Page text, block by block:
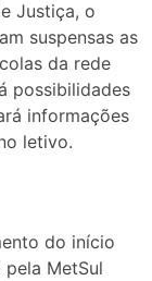
Justiça, o
suspensas as
da rede
possibilidades
informações
letivo.
do início
MetSul